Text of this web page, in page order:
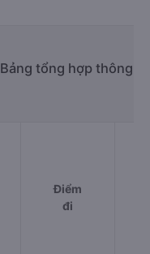
Bảng tổng hợp thông
Điểm
đi